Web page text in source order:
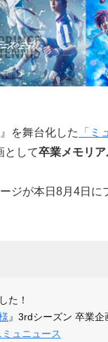
』を舞台化した
「ミ
として卒業メモリア
ジが本日8月4日に
た！
』3rdシーズン 卒業
ュニュース